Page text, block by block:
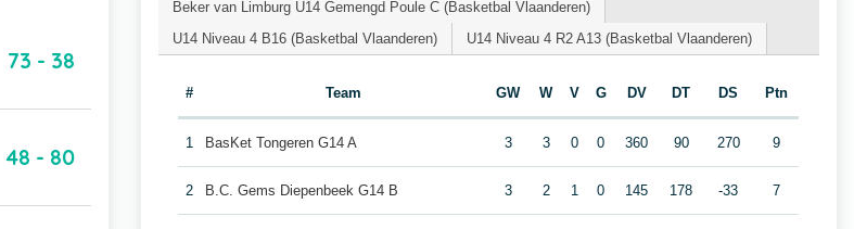
73 - 38
48 - 80
Beker van Limburg U14 Gemengd Poule C (Basketbal Vlaanderen)
U14 Niveau 4 B16 (Basketbal Vlaanderen)
U14 Niveau 4 R2 A13 (Basketbal Vlaanderen)
# Team GW W V G DV DT DS Ptn
1 BasKet Tongeren G14 A 3 3 0 0 360 90 270 9
2 B.C. Gems Diepenbeek G14 B 3 2 1 0 145 178 -33 7